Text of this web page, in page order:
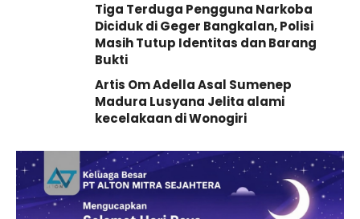
Tiga Terduga Pengguna Narkoba
Diciduk di Geger Bangkalan, Polisi
Masih Tutup Identitas dan Barang
Bukti
Artis Om Adella Asal Sumenep
Madura Lusyana Jelita alami
kecelakaan di Wonogiri